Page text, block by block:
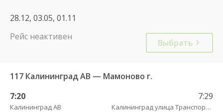
28.12, 03.05, 01.11
Рейс неактивен
Выбрать
117 Калининград АВ — Мамоново г.
7:20
Калининград АВ
7:29
Калининград улица Транспортая